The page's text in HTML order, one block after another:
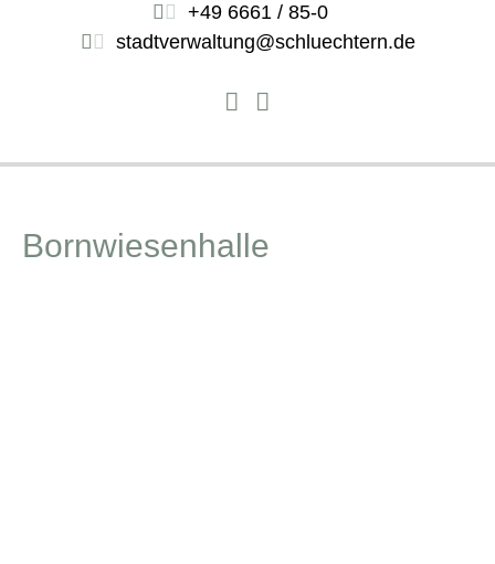
+49 6661 / 85-0
stadtverwaltung@schluechtern.de
Bornwiesenhalle